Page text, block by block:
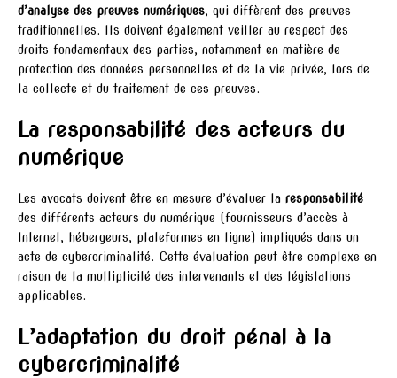
d’analyse des preuves numériques, qui diffèrent des preuves
traditionnelles. Ils doivent également veiller au respect des
droits fondamentaux des parties, notamment en matière de
protection des données personnelles et de la vie privée, lors de
la collecte et du traitement de ces preuves.
La responsabilité des acteurs du
numérique
Les avocats doivent être en mesure d’évaluer la responsabilité
des différents acteurs du numérique (fournisseurs d’accès à
Internet, hébergeurs, plateformes en ligne) impliqués dans un
acte de cybercriminalité. Cette évaluation peut être complexe en
raison de la multiplicité des intervenants et des législations
applicables.
L’adaptation du droit pénal à la
cybercriminalité